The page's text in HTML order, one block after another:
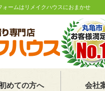
ームはリメイクハウスにおまかせ
めての方へ 会社